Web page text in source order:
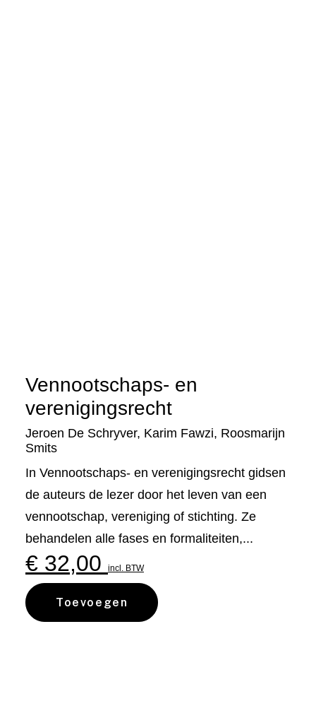
Vennootschaps- en
verenigingsrecht
Jeroen De Schryver, Karim Fawzi, Roosmarijn
Smits
In Vennootschaps- en verenigingsrecht gidsen
de auteurs de lezer door het leven van een
vennootschap, vereniging of stichting. Ze
behandelen alle fases en formaliteiten,...
€ 32,00 incl. BTW
Toevoegen